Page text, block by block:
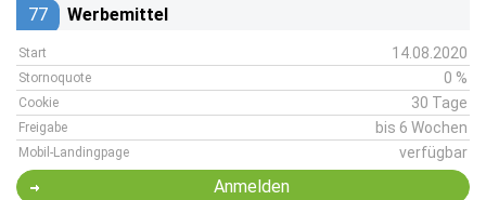
77 Werbemittel
Start 14.08.2020
Stornoquote 0 %
Cookie 30 Tage
Freigabe bis 6 Wochen
Mobil-Landingpage verfügbar
Anmelden